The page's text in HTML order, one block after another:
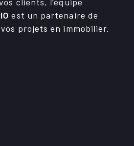
est un parte­naire de
projets en immo­bi­lier.